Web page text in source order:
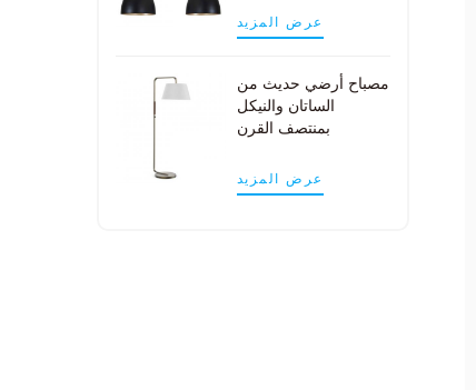
عرض المزيد
مصباح أرضي حديث من
الساتان والنيكل
بمنتصف القرن
عرض المزيد